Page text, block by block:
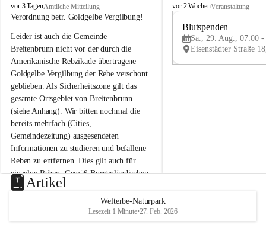
B
r
i
t
e
n
b
r
u
n
n
a
m
N
e
u
s
d
vor 3 TagenAmtliche Mitteilung
Verordnung betr. Goldgelbe Vergilbung!
Leider ist auch die Gemeinde
Breitenbrunn nicht vor der durch die
Amerikanische Rebzikade übertragene
Goldgelbe Vergilbung der Rebe verschont
geblieben. Als Sicherheitszone gilt das
gesamte Ortsgebiet von Breitenbrunn
(siehe Anhang). Wir bitten nochmal die
bereits mehrfach (Cities,
Gemeindezeitung) ausgesendeten
Informationen zu studieren und befallene
Reben zu entfernen. Dies gilt auch für
einzelne Reben. Gemäß Burgenländischen
Weinbaugesetz sind nicht gepflegte oder
unzulässige Weingärten zu roden! Bitte
helfen wir zusammen um unsere Winzer
vor den prognostizierten Ernteausfällen
B
e
u
e
d
vor 2 WochenVeranstaltung
Blutspenden
Sa., 29. Aug., 07:00 -
Artikel
Welterbe-Naturpark
Lesezeit 1 Minute•27. Feb. 2026